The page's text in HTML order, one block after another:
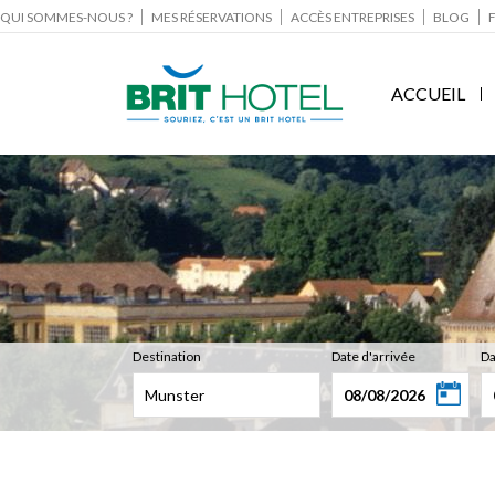
QUI SOMMES-NOUS ? MES RÉSERVATIONS ACCÈS ENTREPRISES BLOG
ACCUEIL
Destination Date d'arrivée